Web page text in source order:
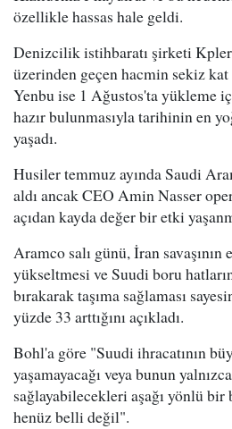
özellikle hassas hale geldi.
Denizcilik istihbaratı şirketi
üzerinden geçen hacmin sekiz kat
Yenbu ise 1 Ağustos'ta yükleme
hazır bulunmasıyla tarihinin en
yaşadı.
Husiler temmuz ayında Saudi
aldı ancak CEO Amin Nasser
açıdan kayda değer bir etki
Aramco salı günü, İran savaşının
yükseltmesi ve Suudi boru
bırakarak taşıma sağlaması
yüzde 33 arttığını açıkladı.
Bohl'a göre "Suudi ihracatının
yaşamayacağı veya bunun
sağlayabilecekleri aşağı yönlü bir
henüz belli değil".